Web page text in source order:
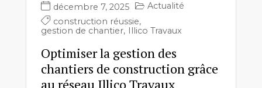
décembre 7, 2025
Actualité
construction réussie,
gestion de chantier, Illico Travaux
Optimiser la gestion des
chantiers de construction grâce
au réseau Illico Travaux